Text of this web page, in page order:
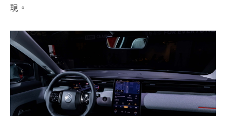
現。